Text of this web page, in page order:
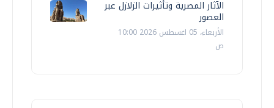
الآثار المصرية وتأثيرات الزلازل عبر
العصور
الأربعاء، 05 اغسطس 2026 10:00
ص